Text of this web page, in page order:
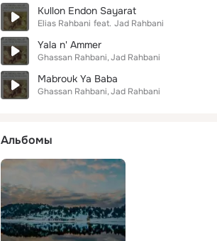
Kullon Endon Sayarat
Elias Rahbani feat. Jad Rahbani
Yala n' Ammer
Ghassan Rahbani Jad Rahbani
Mabrouk Ya Baba
Ghassan Rahbani Jad Rahbani
Альбомы